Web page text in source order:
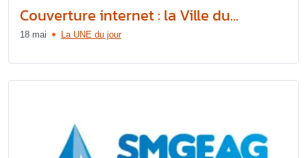
Couverture internet : la Ville du...
18 mai La UNE du jour